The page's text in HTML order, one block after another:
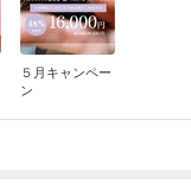
５月キャンペー
ン